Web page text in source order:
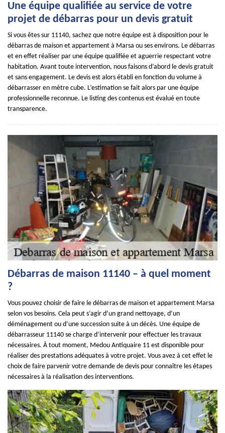
Une équipe qualifiée au service de votre
projet de débarras pour un devis gratuit
Si vous êtes sur 11140, sachez que notre équipe est à disposition pour le
débarras de maison et appartement à Marsa ou ses environs. Le débarras
et en effet réaliser par une équipe qualifiée et aguerrie respectant votre
habitation. Avant toute intervention, nous faisons d’abord le devis gratuit
et sans engagement. Le devis est alors établi en fonction du volume à
débarrasser en mètre cube. L’estimation se fait alors par une équipe
professionnelle reconnue. Le listing des contenus est évalué en toute
transparence.
Débarras de maison 11140 – à quel moment
?
Vous pouvez choisir de faire le débarras de maison et appartement Marsa
selon vos besoins. Cela peut s’agir d’un grand nettoyage, d’un
déménagement ou d’une succession suite à un décès. Une équipe de
débarrasseur 11140 se charge d’intervenir pour effectuer les travaux
nécessaires. À tout moment, Medou Antiquaire 11 est disponible pour
réaliser des prestations adéquates à votre projet. Vous avez à cet effet le
choix de faire parvenir votre demande de devis pour connaître les étapes
nécessaires à la réalisation des interventions.